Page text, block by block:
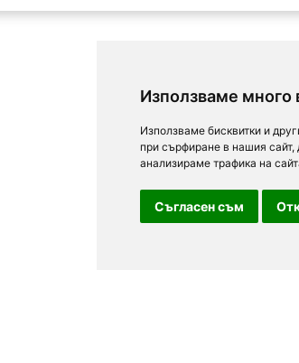
Използваме много
Използваме бисквитки и
при сърфиране в нашия
анализираме трафика на
Съгласен съм